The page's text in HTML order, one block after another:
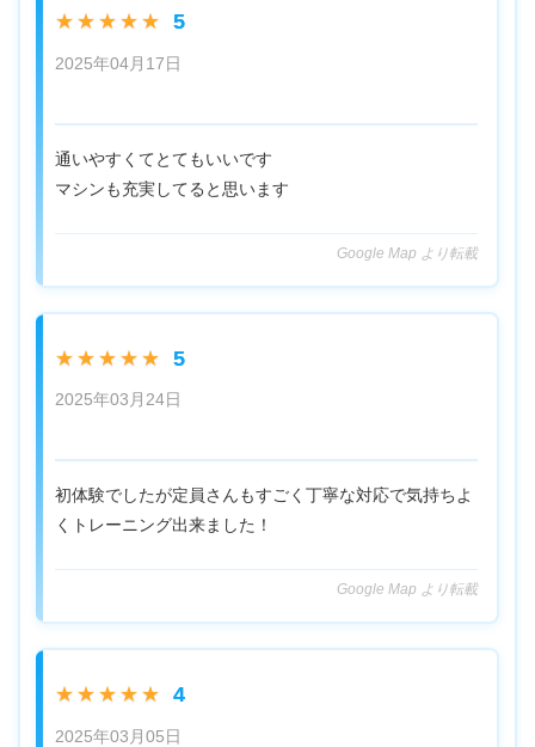
★★★★★ 5
2025年04月17日
通いやすくてとてもいいです
マシンも充実してると思います
Google Map より転載
★★★★★ 5
2025年03月24日
初体験でしたが定員さんもすごく丁寧な対応で気持ちよ
くトレーニング出来ました！
Google Map より転載
★★★★★ 4
2025年03月05日